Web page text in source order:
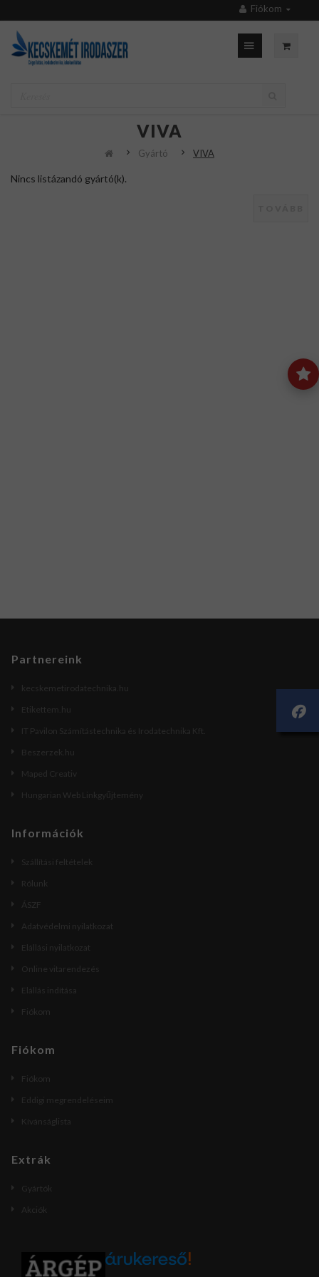
Fiókom
VIVA
Gyártó VIVA
Nincs listázandó gyártó(k).
Partnereink
kecskemetirodatechnika.hu
Etikettem.hu
IT Pavilon Számítástechnika és Irodatechnika Kft.
Beszerzek.hu
Maped Creativ
Hungarian Web Linkgyűjtemény
Információk
Szállítási feltételek
Rólunk
ÁSZF
Adatvédelmi nyilatkozat
Elállási nyilatkozat
Online vitarendezés
Elállás indítása
Fiókom
Fiókom
Fiókom
Eddigi megrendeléseim
Kívánságlista
Extrák
Gyártók
Akciók